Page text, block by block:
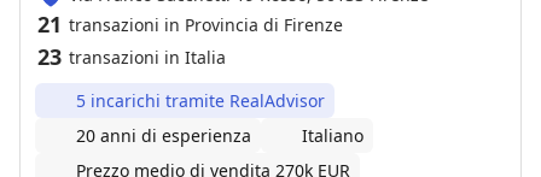
21 transazioni in Provincia di Firenze
23 transazioni in Italia
5 incarichi tramite RealAdvisor
20 anni di esperienza
Italiano
Prezzo medio di vendita 270k EUR